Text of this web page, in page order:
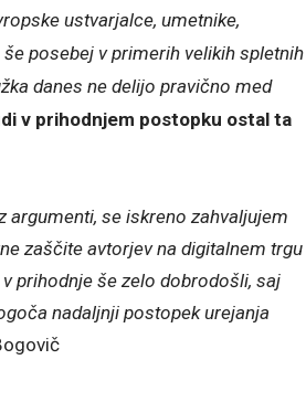
ustvarjalce, umetnike,
posebej v primerih velikih spletnih
danes ne delijo pravično med
v prihodnjem postopku ostal ta
argumenti, se iskreno zahvaljujem
zaščite avtorjev na digitalnem trgu
prihodnje še zelo dobrodošli, saj
nadaljnji postopek urejanja